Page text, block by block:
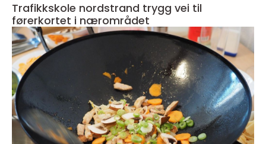
Trafikkskole nordstrand trygg vei til
førerkortet i nærområdet